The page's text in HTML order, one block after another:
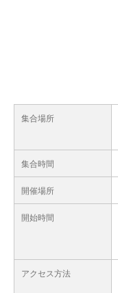
集合場所
集合時間
開催場所
開始時間
アクセス方法